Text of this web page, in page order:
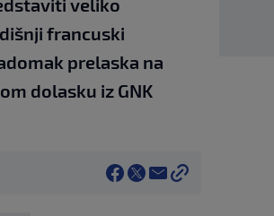
francuski
prelaska na
dolasku iz GNK